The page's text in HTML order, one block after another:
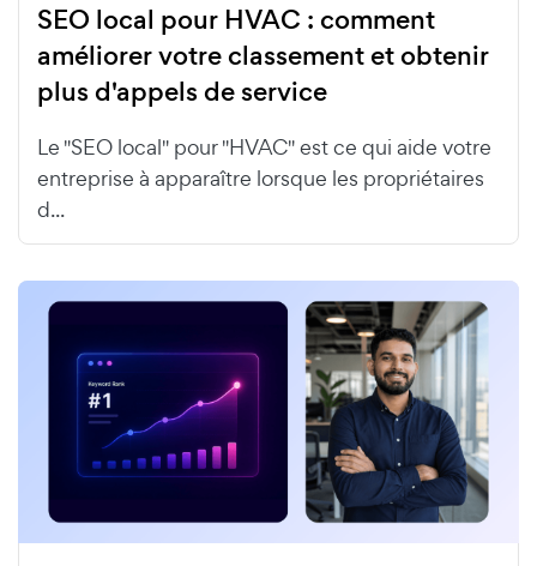
SEO local pour HVAC : comment
améliorer votre classement et obtenir
plus d'appels de service
Le "SEO local" pour "HVAC" est ce qui aide votre
entreprise à apparaître lorsque les propriétaires
d...